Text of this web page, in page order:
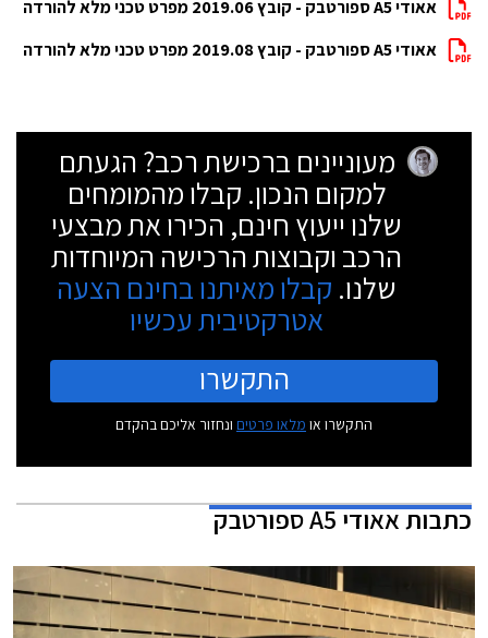
אאודי A5 ספורטבק - קובץ 2019.06 מפרט טכני מלא להורדה
אאודי A5 ספורטבק - קובץ 2019.08 מפרט טכני מלא להורדה
מעוניינים ברכישת רכב? הגעתם
למקום הנכון. קבלו מהמומחים
שלנו ייעוץ חינם, הכירו את מבצעי
הרכב וקבוצות הרכישה המיוחדות
שלנו. קבלו מאיתנו בחינם הצעה
אטרקטיבית עכשיו
התקשרו
התקשרו או מלאו פרטים ונחזור אליכם בהקדם
כתבותאאודי A5 ספורטבק